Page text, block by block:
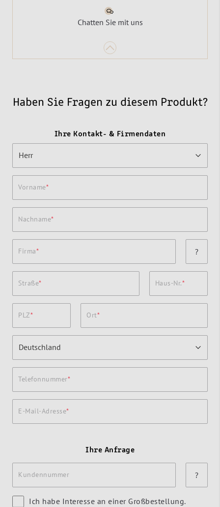
Chatten Sie mit uns
Haben Sie Fragen zu diesem Produkt?
Ihre Kontakt- & Firmendaten
Vorname
Nachname
Firma ?
Straße Haus-Nr.
PLZ Ort
Telefonnummer
E-Mail-Adresse
Ihre Anfrage
Kundennummer ?
Ich habe Interesse an einer Großbestellung.